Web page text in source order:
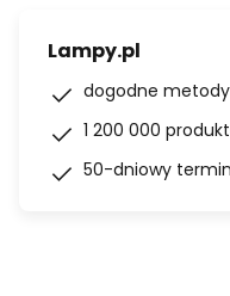
Lampy.pl
dogodne
1 200 000
50-dniowy